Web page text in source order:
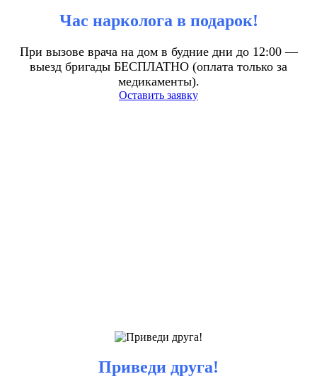
Час нарколога в подарок!
При вызове врача на дом в будние дни до 12:00 —
выезд бригады БЕСПЛАТНО (оплата только за
медикаменты).
Оставить заявку
Приведи друга!